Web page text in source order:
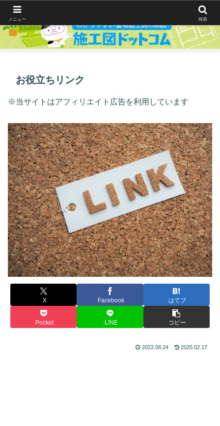
お役立ちリンク
※当サイトはアフィリエイト広告を利用しています
X Facebook はてブ
Pocket LINE コピー
2022.08.24 2025.02.17
メニュー 検索